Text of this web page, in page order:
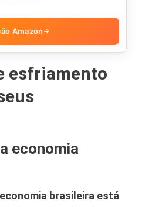
Amazon →
esfriamento
economia
brasileira está